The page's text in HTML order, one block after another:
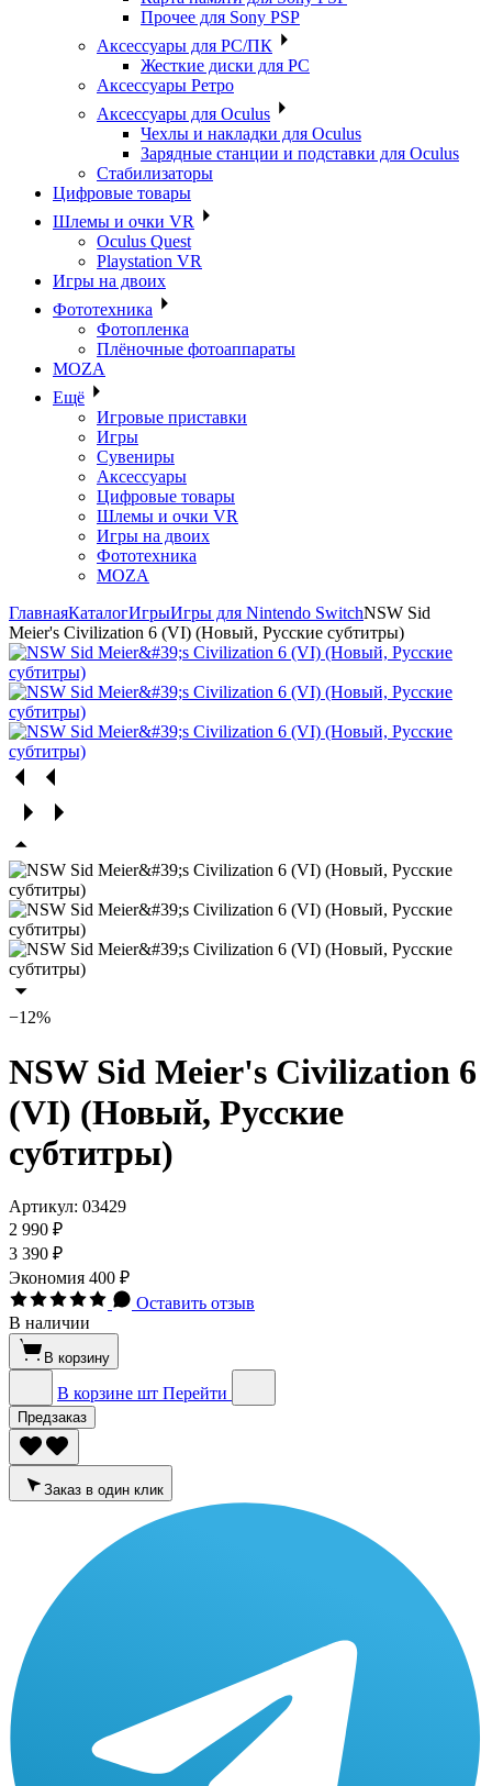
Прочее для Sony PSP
Аксессуары для PC/ПК
Жесткие диски для PC
Аксессуары Ретро
Аксессуары для Oculus
Чехлы и накладки для Oculus
Зарядные станции и подставки для Oculus
Стабилизаторы
Цифровые товары
Шлемы и очки VR
Oculus Quest
Playstation VR
Игры на двоих
Фототехника
Фотопленка
Плёночные фотоаппараты
MOZA
Ещё
Игровые приставки
Игры
Сувениры
Аксессуары
Цифровые товары
Шлемы и очки VR
Игры на двоих
Фототехника
MOZA
ГлавнаяКаталогИгрыИгры для Nintendo SwitchNSW Sid
Meier's Civilization 6 (VI) (Новый, Русские субтитры)
−12%
NSW Sid Meier's Civilization 6
(VI) (Новый, Русские
субтитры)
Артикул: 03429
2 990 ₽
3 390 ₽
Экономия 400 ₽
Оставить отзыв
В наличии
В корзину
В корзине шт Перейти
Предзаказ
Заказ в один клик